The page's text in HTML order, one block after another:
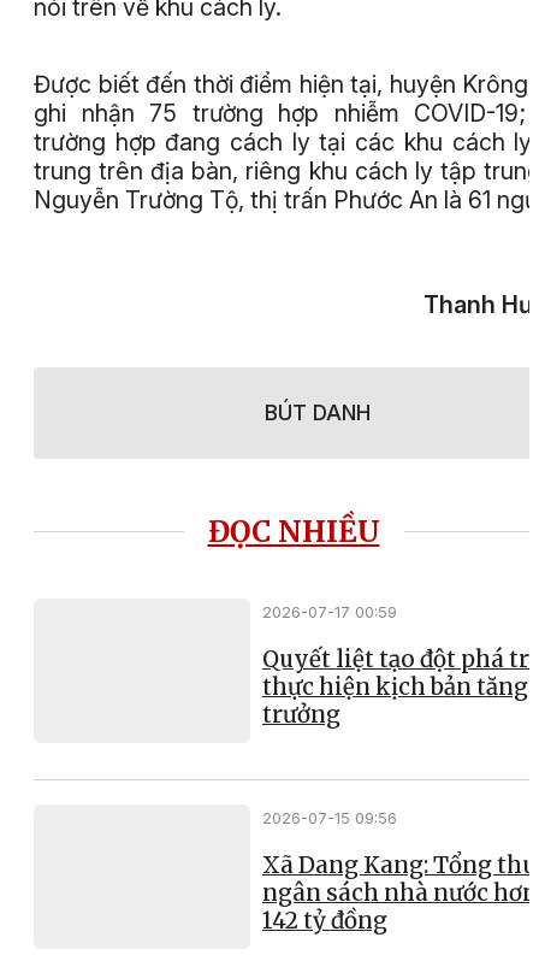
nói trên về khu cách ly.
Được biết đến thời điểm hiện tại, huyện Krông
ghi nhận 75 trường hợp nhiễm COVID-19;
trường hợp đang cách ly tại các khu cách
trung trên địa bàn, riêng khu cách ly tập
Nguyễn Trường Tộ, thị trấn Phước An là 61
Thanh
BÚT DANH
ĐỌC NHIỀU
2026-07-17 00:59
Quyết liệt tạo đột phá
thực hiện kịch bản tăng
trưởng
2026-07-15 09:56
Xã Dang Kang: Tổng thu
ngân sách nhà nước hơn
142 tỷ đồng